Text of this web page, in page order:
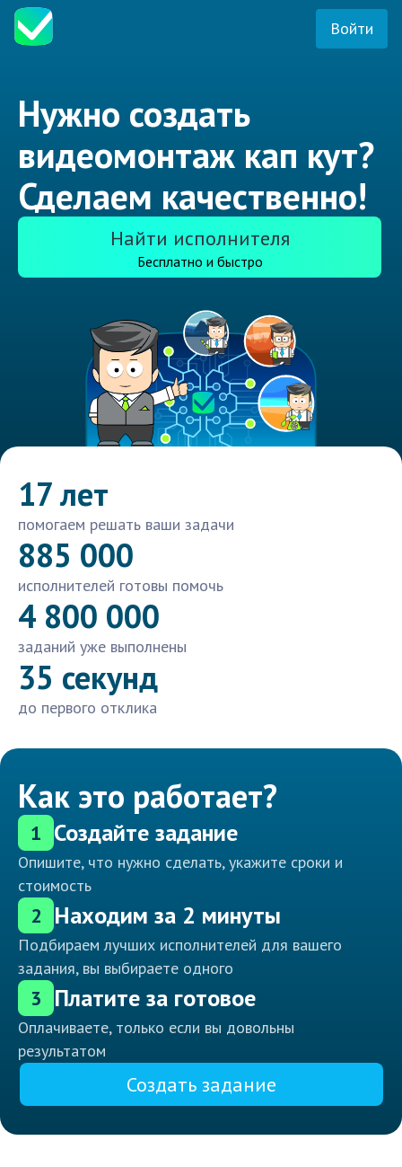
Войти
Нужно создать
видеомонтаж кап кут?
Сделаем качественно!
Найти исполнителя
Бесплатно и быстро
17 лет
помогаем решать ваши задачи
885 000
исполнителей готовы помочь
4 800 000
заданий уже выполнены
35 секунд
до первого отклика
Как это работает?
1 Создайте задание
Опишите, что нужно сделать, укажите сроки и
стоимость
2 Находим за 2 минуты
Подбираем лучших исполнителей для вашего
задания, вы выбираете одного
3 Платите за готовое
Оплачиваете, только если вы довольны
результатом
Создать задание